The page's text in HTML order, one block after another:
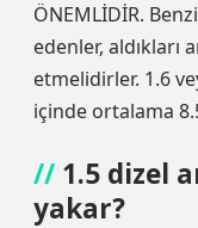
ÖNEMLİDİR.
edenler, aldıkları
etmelidirler. 1.6
içinde ortalama
1.5 dizel
yakar?